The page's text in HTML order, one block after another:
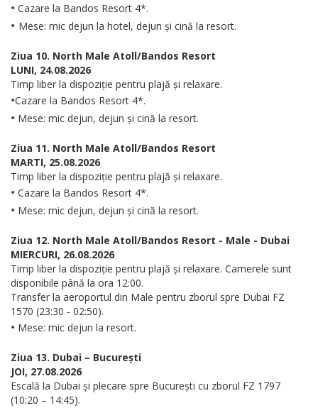
• Cazare la Bandos Resort 4*.
• Mese: mic dejun la hotel, dejun și cină la resort.
Ziua 10. North Male Atoll/Bandos Resort
LUNI, 24.08.2026
Timp liber la dispoziție pentru plajă și relaxare.
•Cazare la Bandos Resort 4*.
• Mese: mic dejun, dejun și cină la resort.
Ziua 11. North Male Atoll/Bandos Resort
MARTI, 25.08.2026
Timp liber la dispoziție pentru plajă și relaxare.
• Cazare la Bandos Resort 4*.
• Mese: mic dejun, dejun și cină la resort.
Ziua 12. North Male Atoll/Bandos Resort - Male - Dubai
MIERCURI, 26.08.2026
Timp liber la dispoziție pentru plajă și relaxare. Camerele sunt
disponibile până la ora 12:00.
Transfer la aeroportul din Male pentru zborul spre Dubai FZ
1570 (23:30 - 02:50).
• Mese: mic dejun la resort.
Ziua 13. Dubai – București
JOI, 27.08.2026
Escală la Dubai și plecare spre București cu zborul FZ 1797
(10:20 – 14:45).